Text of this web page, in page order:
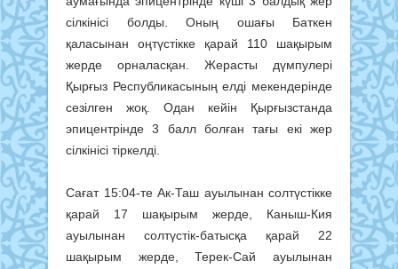
сілкінісі болды. Оның ошағы Баткен
қаласынан оңтүстікке қарай 110 шақырым
жерде орналасқан. Жерасты дүмпулері
Қырғыз Республикасының елді мекендерінде
сезілген жоқ. Одан кейін Қырғызстанда
эпицентрінде 3 балл болған тағы екі жер
сілкінісі тіркелді.
Сағат 15:04-те Ак-Таш ауылынан солтүстікке
қарай 17 шақырым жерде, Каныш-Кия
ауылынан солтүстік-батысқа қарай 22
шақырым жерде, Терек-Сай ауылынан